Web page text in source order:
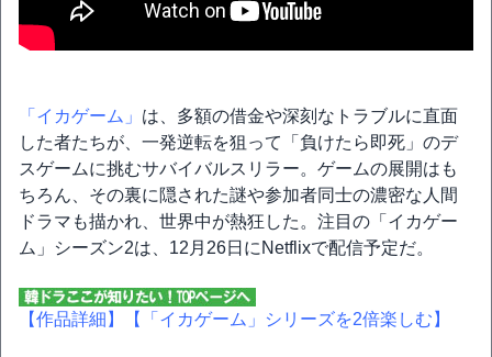
「イカゲーム」 は、多額の借金や深刻なトラブルに直面
した者たちが、一発逆転を狙って「負けたら即死」のデ
スゲームに挑むサバイバルスリラー。ゲームの展開はも
ちろん、その裏に隠された謎や参加者同士の濃密な人間
ドラマも描かれ、世界中が熱狂した。注目の「イカゲー
ム」シーズン2は、12月26日にNetflixで配信予定だ。
【作品詳細】 【「イカゲーム」シリーズを2倍楽しむ】